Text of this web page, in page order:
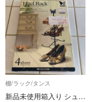
棚/ラック/タンス
新品未使用箱入り シューズラック 山崎産業